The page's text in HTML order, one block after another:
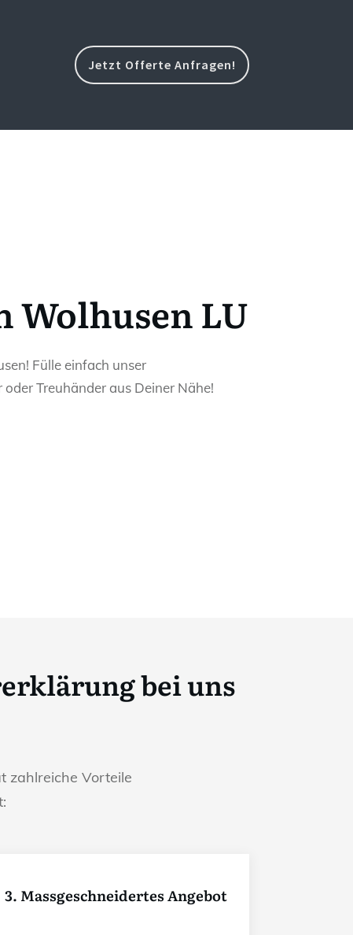
Jetzt Offerte Anfragen!
Wolhusen LU
Fülle einfach unser
Treuhänder aus Deiner Nähe!
bei uns
zahlreiche Vorteile
3. Massgeschneidertes Angebot